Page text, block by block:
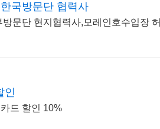
국방문단 협력사
문단 현지협력사,모레인호수입장 허
인
드 할인 10%